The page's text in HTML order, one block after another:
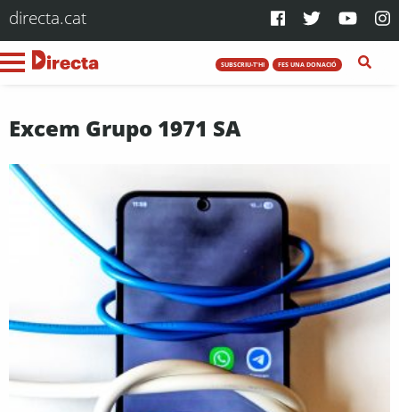
directa.cat
SUBSCRIU-T'HI FES UNA DONACIÓ
Excem Grupo 1971 SA